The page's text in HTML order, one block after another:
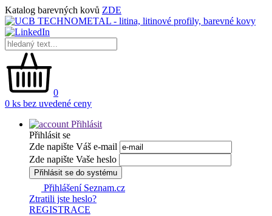
Katalog barevných kovů ZDE
0
0 ks bez uvedené ceny
Přihlásit
Přihlásit se
Zde napište Váš e-mail
Zde napište Vaše heslo
Přihlásit se do systému
Přihlášení Seznam.cz
Ztratili jste heslo?
REGISTRACE